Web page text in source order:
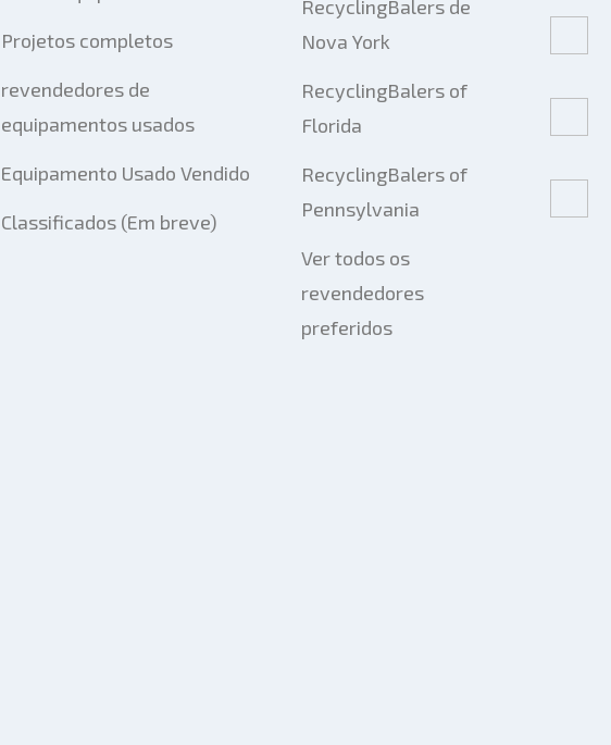
Projetos completos
revendedores de
equipamentos usados
Equipamento Usado Vendido
Classificados (Em breve)
RecyclingBalers de
Nova York
RecyclingBalers of
Florida
RecyclingBalers of
Pennsylvania
Ver todos os
revendedores
preferidos